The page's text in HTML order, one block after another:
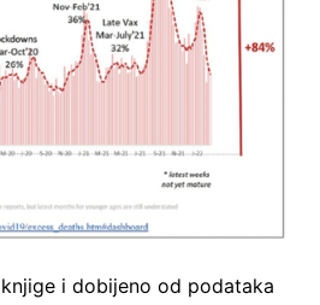
i dobijeno od podataka